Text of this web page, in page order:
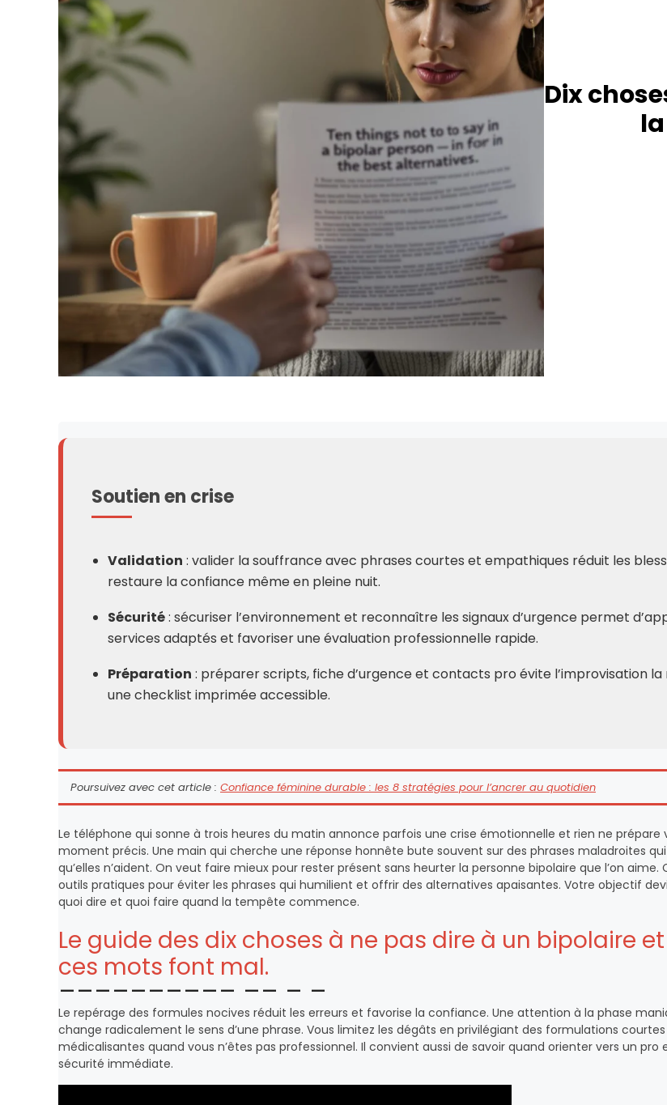
Dix
Soutien en crise
Validation : valider la souffrance avec phrases courtes et empathiques réduit les
restaure la confiance même en pleine nuit.
Sécurité: sécuriser l’environnement et reconnaître les signaux d’urgence permet
services adaptés et favoriser une évaluation professionnelle rapide.
Préparation : préparer scripts, fiche d’urgence et contacts pro évite l’improvisation
une checklist imprimée accessible.
Poursuivez avec cet article : Confiance féminine durable : les 8 stratégies pour l’ancrer au quotidien
Le téléphone qui sonne à trois heures du matin annonce parfois une crise émotionnelle et rien ne prépare
moment précis. Une main qui cherche une réponse honnête bute souvent sur des phrases maladroites
qu’elles n’aident. On veut faire mieux pour rester présent sans heurter la personne bipolaire que l’on aime.
outils pratiques pour éviter les phrases qui humilient et offrir des alternatives apaisantes. Votre objectif
quoi dire et quoi faire quand la tempête commence.
Le guide des dix choses à ne pas dire à un bipolaire
ces mots font mal.
Le repérage des formules nocives réduit les erreurs et favorise la confiance. Une attention à la phase
change radicalement le sens d’une phrase. Vous limitez les dégâts en privilégiant des formulations
médicalisantes quand vous n’êtes pas professionnel. Il convient aussi de savoir quand orienter vers un pro
sécurité immédiate.